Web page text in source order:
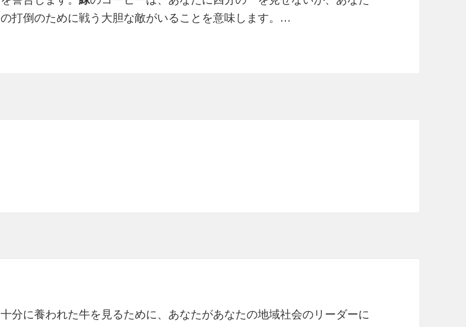
の打倒のために戦う大胆な敵がいることを意味します。…
十分に養われた牛を見るために、あなたがあなたの地域社会のリーダーに